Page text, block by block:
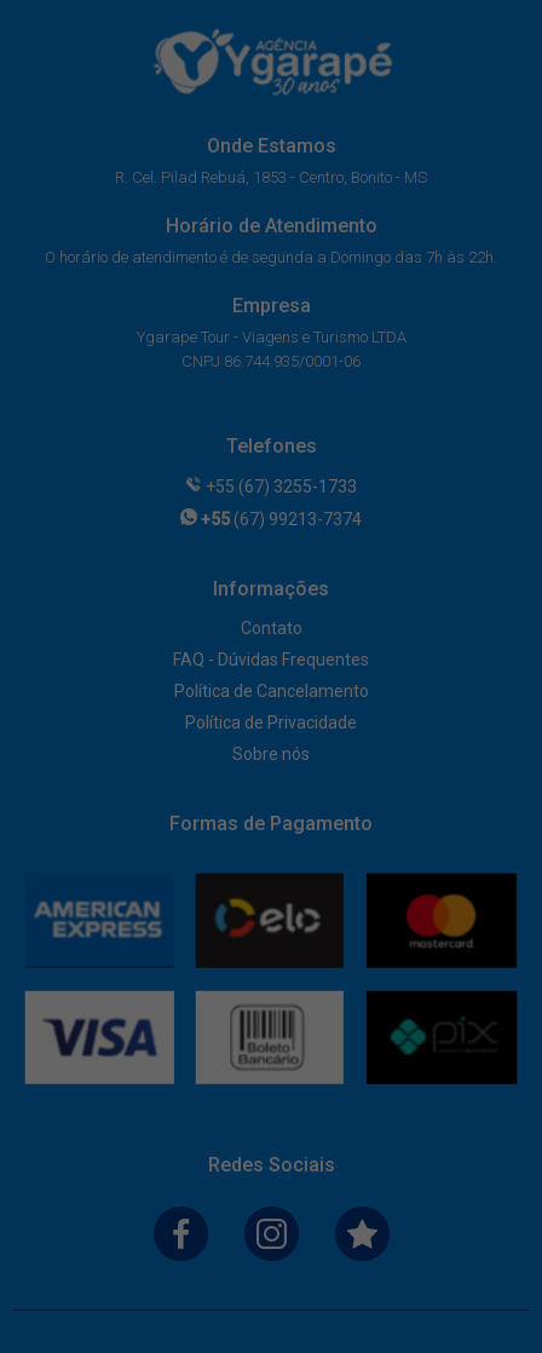
Onde Estamos
R. Cel. Pilad Rebuá, 1853 - Centro, Bonito - MS
Horário de Atendimento
O horário de atendimento é de segunda a Domingo das 7h às 22h.
Empresa
Ygarape Tour - Viagens e Turismo LTDA
CNPJ 86.744.935/0001-06
Telefones
+55 (67) 3255-1733
+55 (67) 99213-7374
Informações
Contato
FAQ - Dúvidas Frequentes
Política de Cancelamento
Política de Privacidade
Sobre nós
Formas de Pagamento
Redes Sociais